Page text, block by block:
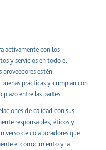
activamente con los
y servicios en todo el
proveedores estén
prácticas y cumplan con
plazo entre las partes.
de calidad con sus
responsables, éticos y
de colaboradores que
el conocimiento y la